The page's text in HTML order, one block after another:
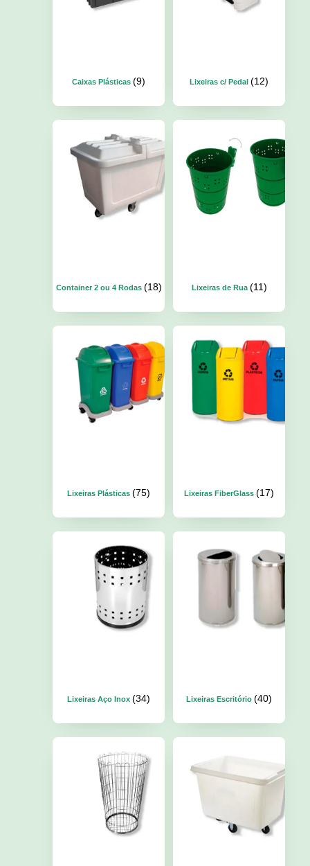
Caixas Plásticas (9) Lixeiras c/ Pedal (12)
Container 2 ou 4 Rodas (18) Lixeiras de Rua (11)
Lixeiras Plásticas (75) Lixeiras FiberGlass (17)
Lixeiras Aço Inox (34) Lixeiras Escritório (40)